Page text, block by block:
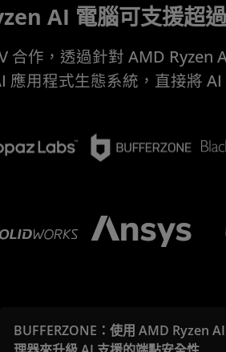
AI 電腦可支援超
合作，透過針對 AMD Ryzen
應用程式生態系統，直接將
BUFFERZONE：使用 AMD Ryzen